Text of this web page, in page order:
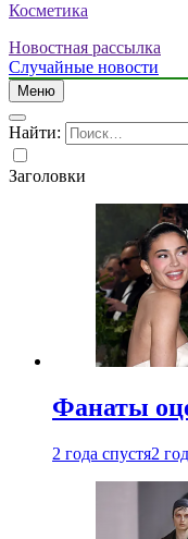
Косметика
Новостная рассылка
Случайные новости
Меню
Найти:
Заголовки
Фанаты
2 года спустя2